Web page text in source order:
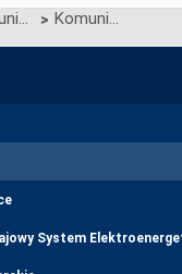
Komunikaty OSP > Komunikat OSP dotyczący zawieszenia procesu Jednolitego łączenia Rynków Dnia Bieżącego w dniu 26.08.2025.
System